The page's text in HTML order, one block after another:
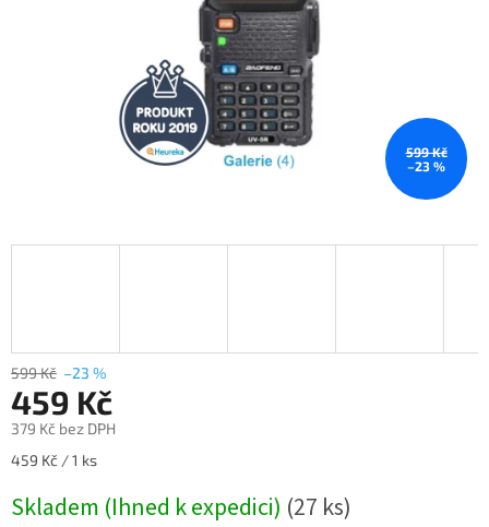
599 Kč
–23 %
599 Kč –23 %
459 Kč
379 Kč bez DPH
Měrná
459 Kč / 1 ks
Skladem (Ihned k expedici) (27 ks)